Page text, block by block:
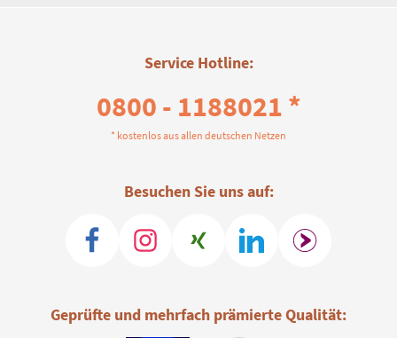
Service Hotline:
0800 - 1188021 *
* kostenlos aus allen deutschen Netzen
Besuchen Sie uns auf:
Geprüfte und mehrfach prämierte Qualität: